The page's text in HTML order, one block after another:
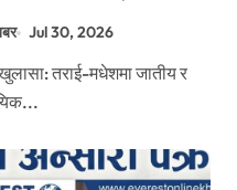
Jul 30, 2026